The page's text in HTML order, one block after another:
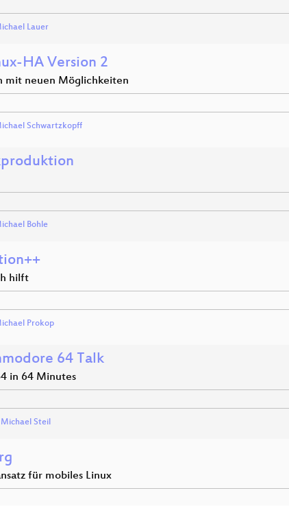
Lauer
HA Version 2
mit neuen Möglichkeiten
Schwartzkopff
Bohle
hilft
Prokop
64 Talk
in 64 Minutes
Michael Steil
für mobiles Linux